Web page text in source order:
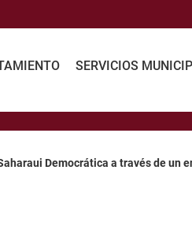
SERVICIOS
Democrática a través de un